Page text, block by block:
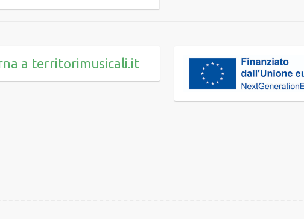
a territorimusicali.it